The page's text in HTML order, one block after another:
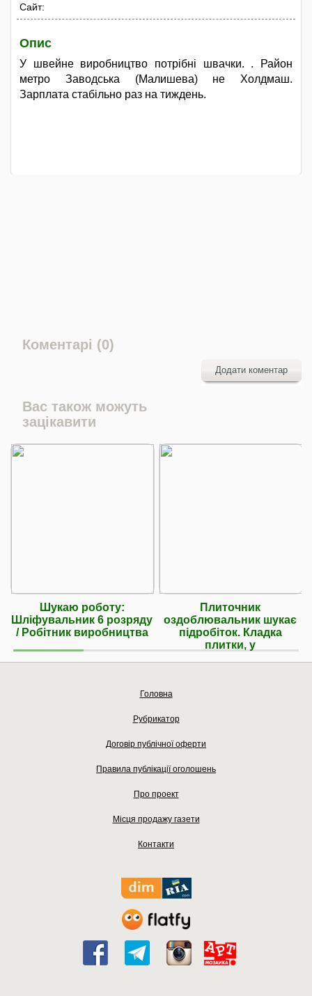
Сайт:
Опис
У швейне виробництво потрібні швачки. . Район
метро Заводська (Малишева) не Холдмаш.
Зарплата стабільно раз на тиждень.
Коментарі (0)
Додати коментар
Вас також можуть
зацікавити
​Шукаю роботу:
Шліфувальник 6 розряду
/ Робітник виробництва
Плиточник
оздоблювальник шукає
підробіток. Кладка
плитки, у
Головна
Рубрикатор
Договір публічної оферти
Правила публікації оголошень
Про проект
Місця продажу газети
Контакти